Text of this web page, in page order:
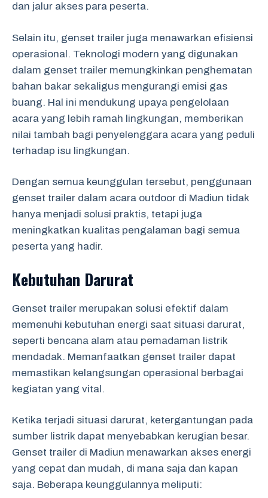
dan jalur akses para peserta.
Selain itu, genset trailer juga menawarkan efisiensi
operasional. Teknologi modern yang digunakan
dalam genset trailer memungkinkan penghematan
bahan bakar sekaligus mengurangi emisi gas
buang. Hal ini mendukung upaya pengelolaan
acara yang lebih ramah lingkungan, memberikan
nilai tambah bagi penyelenggara acara yang peduli
terhadap isu lingkungan.
Dengan semua keunggulan tersebut, penggunaan
genset trailer dalam acara outdoor di Madiun tidak
hanya menjadi solusi praktis, tetapi juga
meningkatkan kualitas pengalaman bagi semua
peserta yang hadir.
Kebutuhan Darurat
Genset trailer merupakan solusi efektif dalam
memenuhi kebutuhan energi saat situasi darurat,
seperti bencana alam atau pemadaman listrik
mendadak. Memanfaatkan genset trailer dapat
memastikan kelangsungan operasional berbagai
kegiatan yang vital.
Ketika terjadi situasi darurat, ketergantungan pada
sumber listrik dapat menyebabkan kerugian besar.
Genset trailer di Madiun menawarkan akses energi
yang cepat dan mudah, di mana saja dan kapan
saja. Beberapa keunggulannya meliputi: